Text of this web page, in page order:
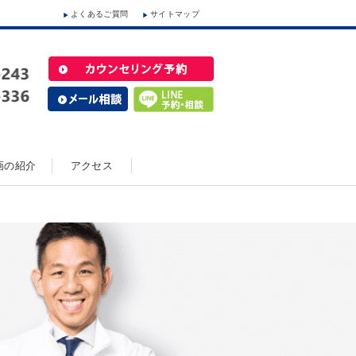
よくあるご質問 サイトマップ
の紹介 アクセス